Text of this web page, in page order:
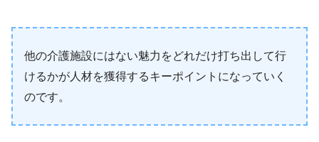
他の介護施設にはない魅力をどれだけ打ち出して行
けるかが人材を獲得するキーポイントになっていく
のです。